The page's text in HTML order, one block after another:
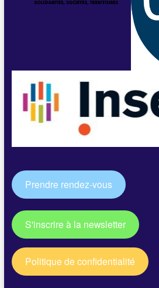
Prendre rendez-vous
S'inscrire à la newsletter
Politique de confidentialité